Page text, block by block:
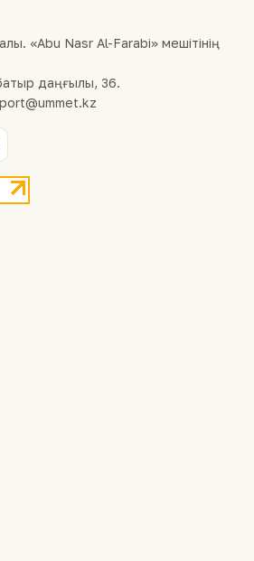
«Abu Nasr Al-Farabi» мешітінің
даңғылы, 36.